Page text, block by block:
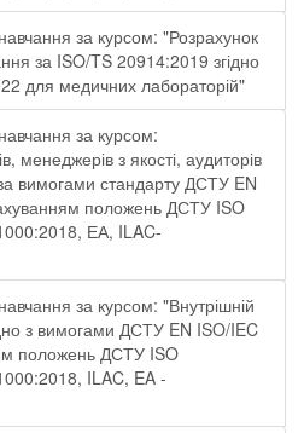
за курсом: "Розрахунок
за ISO/TS 20914:2019 згідно
для медичних лабораторій"
за курсом:
менеджерів з якості, аудиторів
вимогами стандарту ДСТУ EN
положень ДСТУ ISO
ЕА, ILAC-
за курсом: "Внутрішній
з вимогами ДСТУ EN ISO/IEC
положень ДСТУ ISO
ILAC, EA -